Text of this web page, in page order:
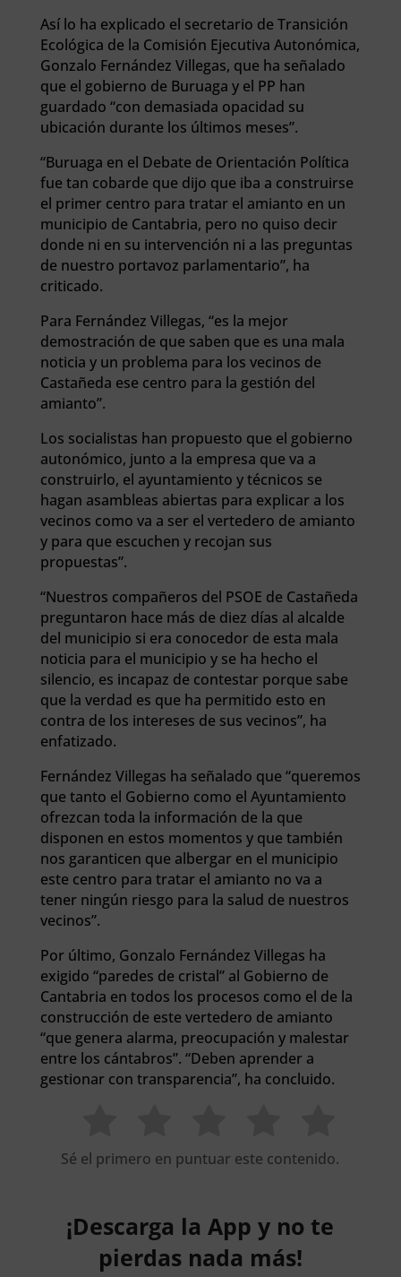
Así lo ha explicado el secretario de Transición
Ecológica de la Comisión Ejecutiva Autonómica,
Gonzalo Fernández Villegas, que ha señalado
que el gobierno de Buruaga y el PP han
guardado “con demasiada opacidad su
ubicación durante los últimos meses”.
“Buruaga en el Debate de Orientación Política
fue tan cobarde que dijo que iba a construirse
el primer centro para tratar el amianto en un
municipio de Cantabria, pero no quiso decir
donde ni en su intervención ni a las preguntas
de nuestro portavoz parlamentario”, ha
criticado.
Para Fernández Villegas, “es la mejor
demostración de que saben que es una mala
noticia y un problema para los vecinos de
Castañeda ese centro para la gestión del
amianto”.
Los socialistas han propuesto que el gobierno
autonómico, junto a la empresa que va a
construirlo, el ayuntamiento y técnicos se
hagan asambleas abiertas para explicar a los
vecinos como va a ser el vertedero de amianto
y para que escuchen y recojan sus
propuestas”.
“Nuestros compañeros del PSOE de Castañeda
preguntaron hace más de diez días al alcalde
del municipio si era conocedor de esta mala
noticia para el municipio y se ha hecho el
silencio, es incapaz de contestar porque sabe
que la verdad es que ha permitido esto en
contra de los intereses de sus vecinos”, ha
enfatizado.
Fernández Villegas ha señalado que “queremos
que tanto el Gobierno como el Ayuntamiento
ofrezcan toda la información de la que
disponen en estos momentos y que también
nos garanticen que albergar en el municipio
este centro para tratar el amianto no va a
tener ningún riesgo para la salud de nuestros
vecinos”.
Por último, Gonzalo Fernández Villegas ha
exigido “paredes de cristal” al Gobierno de
Cantabria en todos los procesos como el de la
construcción de este vertedero de amianto
“que genera alarma, preocupación y malestar
entre los cántabros”. “Deben aprender a
gestionar con transparencia”, ha concluido.
Sé el primero en puntuar este contenido.
¡Descarga la App y no te
pierdas nada más!